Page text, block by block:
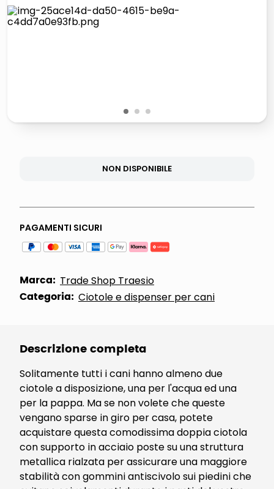
lucidatrice pavimenti
pattumiera raccolta differenziata
1 2 3
NON DISPONIBILE
PAGAMENTI SICURI
Marca: Trade Shop Traesio
Categoria: Ciotole e dispenser per cani
Descrizione completa
Solitamente tutti i cani hanno almeno due
ciotole a disposizione, una per l'acqua ed una
per la pappa. Ma se non volete che queste
vengano sparse in giro per casa, potete
acquistare questa comodissima doppia ciotola
con supporto in acciaio poste su una struttura
metallica rialzata per assicurare una maggiore
stabilità con gommini antiscivolo sui piedini che